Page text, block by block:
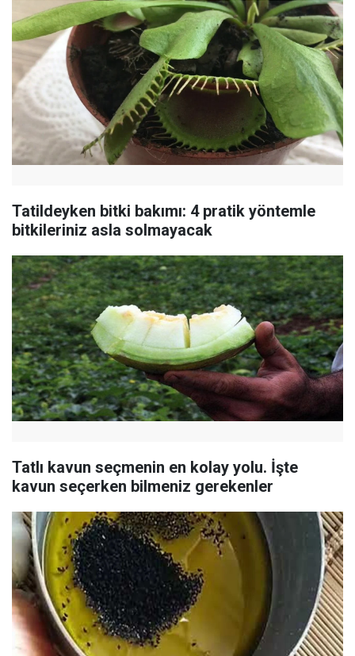
Tatildeyken bitki bakımı: 4 pratik yöntemle
bitkileriniz asla solmayacak
Tatlı kavun seçmenin en kolay yolu. İşte
kavun seçerken bilmeniz gerekenler